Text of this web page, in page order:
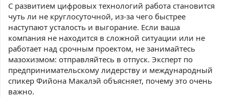
С развитием цифровых технологий работа становится
чуть ли не круглосуточной, из-за чего быстрее
наступают усталость и выгорание. Если ваша
компания не находится в сложной ситуации или не
работает над срочным проектом, не занимайтесь
мазохизмом: отправляйтесь в отпуск. Эксперт по
предпринимательскому лидерству и международный
спикер Фийона Макалэй объясняет, почему это очень
важно.